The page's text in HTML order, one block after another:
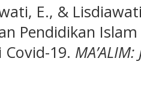
E., &
Pendidikan
19.